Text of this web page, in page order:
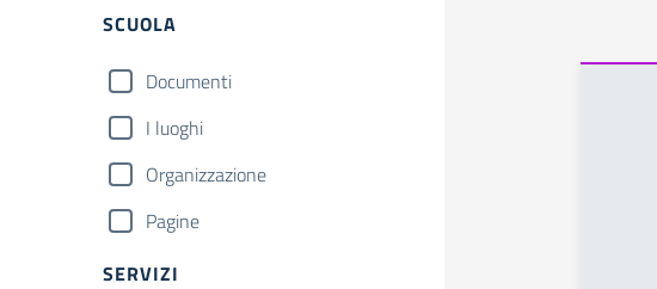
Filtri
SCUOLA
Documenti
I luoghi
Organizzazione
Pagine
SERVIZI